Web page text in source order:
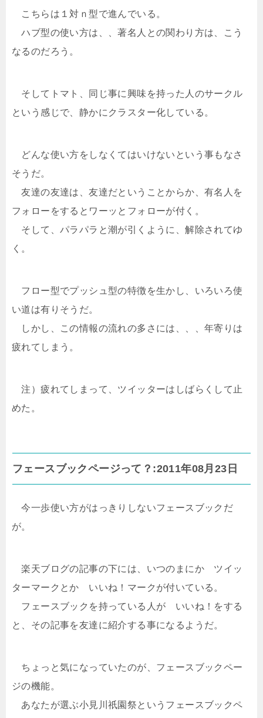
こちらは１対ｎ型で進んでいる。
ハブ型の使い方は、、著名人との関わり方は、こう
なるのだろう。
そしてトマト、同じ事に興味を持った人のサークル
という感じで、静かにクラスター化している。
どんな使い方をしなくてはいけないという事もなさ
そうだ。
友達の友達は、友達だということからか、有名人を
フォローをするとワーッとフォローが付く。
そして、パラパラと潮が引くように、解除されてゆ
く。
フロー型でプッシュ型の特徴を生かし、いろいろ使
い道は有りそうだ。
しかし、この情報の流れの多さには、、、年寄りは
疲れてしまう。
注）疲れてしまって、ツイッターはしばらくして止
めた。
フェースブックページって？:2011年08月23日
今一歩使い方がはっきりしないフェースブックだ
が。
楽天ブログの記事の下には、いつのまにか ツイッ
ターマークとか いいね！マークが付いている。
フェースブックを持っている人が いいね！をする
と、その記事を友達に紹介する事になるようだ。
ちょっと気になっていたのが、フェースブックペー
ジの機能。
あなたが選ぶ小見川祇園祭というフェースブックペ